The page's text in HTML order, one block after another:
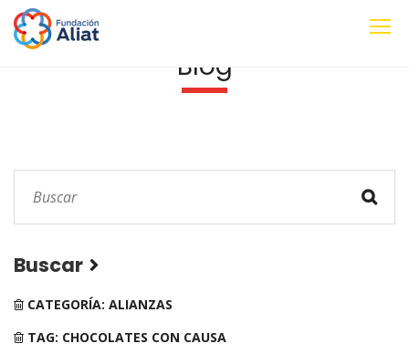
Blog
Buscar
CATEGORÍA: ALIANZAS
TAG: CHOCOLATES CON CAUSA